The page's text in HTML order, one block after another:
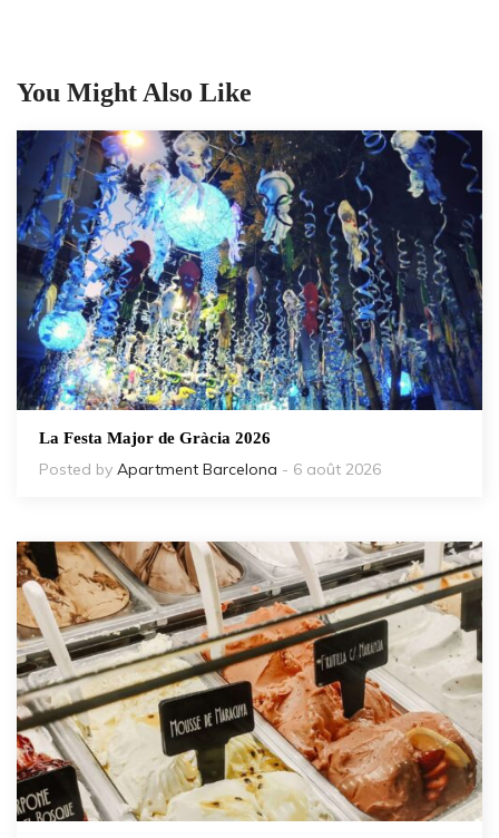
You Might Also Like
La Festa Major de Gràcia 2026
Posted by Apartment Barcelona - 6 août 2026